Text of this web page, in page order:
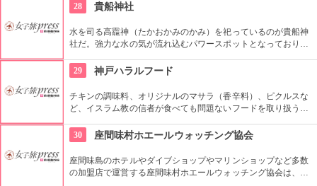
す。透き通った海の中はウミガメと泳いだりすることも出来、
海中景観の素晴らしさを感じること間違いなしのスポットで
す。
28 貴船神社
水を司る高龗神（たかおかみのかみ）を祀っているのが貴船神
社だ。強力な水の気が流れ込むパワースポットとなっており、
和泉式部が夫の心変わりに悩んで参拝したところ復縁を果たし
たということも伝えられている。
29 神戸ハラルフード
チキンの調味料、オリジナルのマサラ（香辛料）、ピクルスな
ど、イスラム教の信者が食べても問題ないフードを取り扱うお
の食材を見たい」というお料理が好きな方にもオススメです。
30 座間味村ホエールウォッチング協会
座間味島のホテルやダイブショップやマリンショップなど多数
の加盟店で運営する座間味村ホエールウォッチング協会は、ザ